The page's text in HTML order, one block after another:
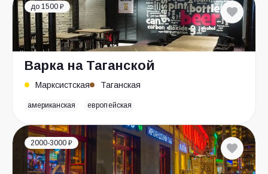
до 1500 ₽
Варка на Таганской
Марксистская Таганская
американская европейская
2000-3000 ₽